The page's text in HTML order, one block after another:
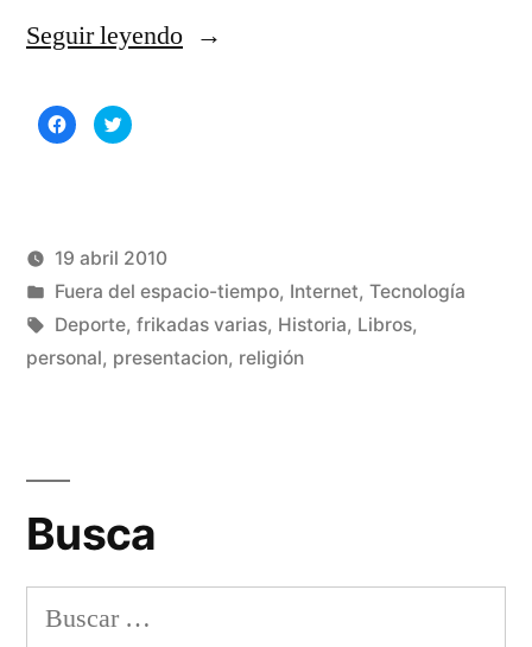
Seguir leyendo«Presentación»
Haz
clic
una
ventana
Haz
clic
una
ventana
Publicado
por
Manuel
Rivas
Álvarez
19 abril 2010
Publicado
en
Fuera del espacio-tiempo, Internet, Tecnología
Etiquetas:
Deporte, frikadas varias, Historia, Libros,
personal, presentacion, religión
Busca
Buscar: